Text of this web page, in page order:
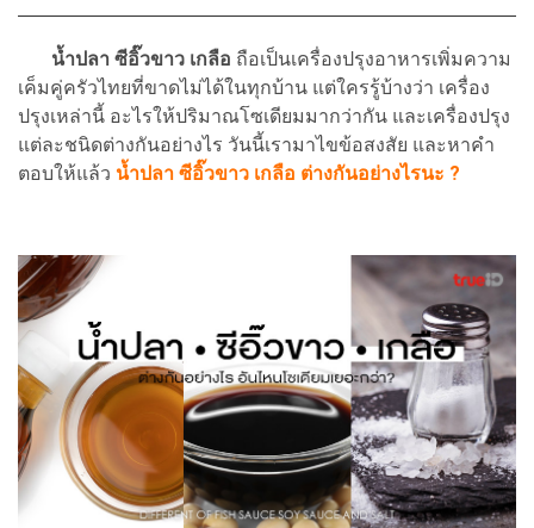
น้ำปลา ซีอิ๊วขาว เกลือ ถือเป็นเครื่องปรุงอาหารเพิ่มความ
เค็มคู่ครัวไทยที่ขาดไม่ได้ในทุกบ้าน แต่ใครรู้บ้างว่า เครื่อง
ปรุงเหล่านี้ อะไรให้ปริมาณโซเดียมมากว่ากัน และเครื่องปรุง
แต่ละชนิดต่างกันอย่างไร วันนี้เรามาไขข้อสงสัย และหาคำ
ตอบให้แล้ว น้ำปลา ซีอิ๊วขาว เกลือ ต่างกันอย่างไรนะ ?